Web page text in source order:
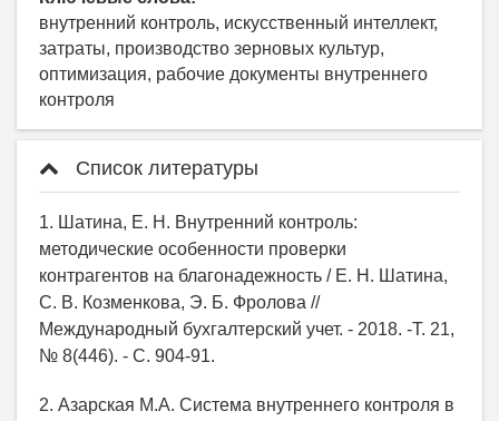
внутренний контроль, искусственный интеллект,
затраты, производство зерновых культур,
оптимизация, рабочие документы внутреннего
контроля
Список литературы
1. Шатина, Е. Н. Внутренний контроль:
методические особенности проверки
контрагентов на благонадежность / Е. Н. Шатина,
С. В. Козменкова, Э. Б. Фролова //
Международный бухгалтерский учет. - 2018. -Т. 21,
№ 8(446). - С. 904-91.
2. Азарская М.А. Система внутреннего контроля в